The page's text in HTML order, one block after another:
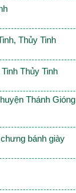
Thủy Tinh
Thủy Tinh
Thánh Gióng
bánh giày